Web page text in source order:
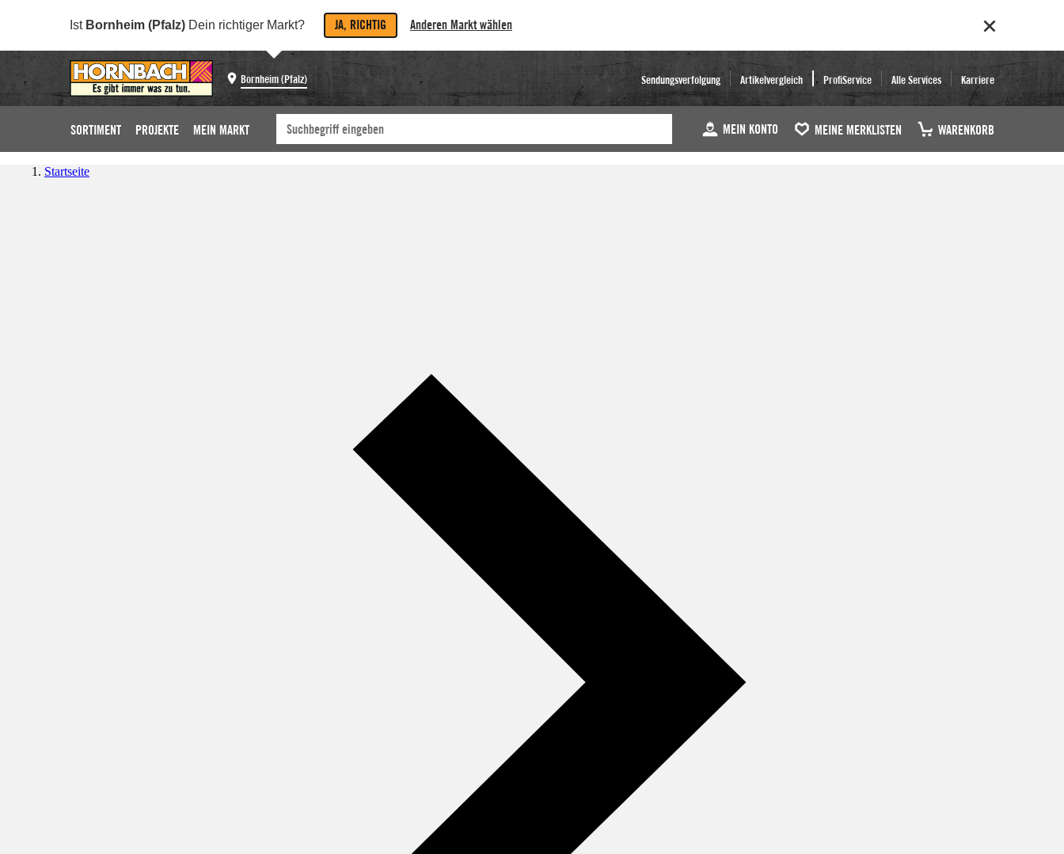
Ist Bornheim (Pfalz) Dein richtiger Markt? JA, RICHTIG Anderen Markt wählen
Bornheim (Pfalz) Sendungsverfolgung Artikelvergleich ProfiService Alle Services Karriere
SORTIMENT PROJEKTE MEIN MARKT MEIN KONTO MEINE MERKLISTEN WARENKORB
Startseite